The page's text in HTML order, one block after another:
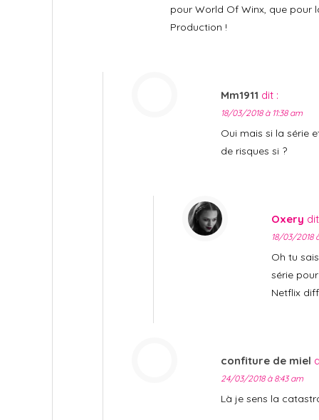
pour World Of Winx, que pour
Production !
Mm1911 dit :
18/03/2018 à 11:38 am
Oui mais si la série
de risques si ?
Oxery
18/03/2018
Oh tu
série
Netflix
confiture de miel
24/03/2018 à 8:43 am
Là je sens la